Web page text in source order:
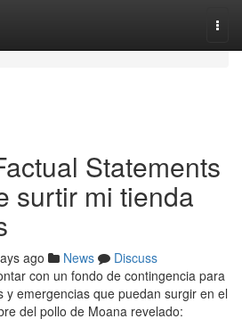
Statements
surtir mi tienda
ago News
Discuss
con un fondo de contingencia para
y emergencias que puedan surgir en el
del pollo de Moana revelado: